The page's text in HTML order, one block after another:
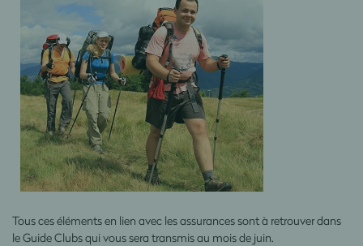
Tous ces éléments en lien avec les assurances sont à retrouver dans
le Guide Clubs qui vous sera transmis au mois de juin.